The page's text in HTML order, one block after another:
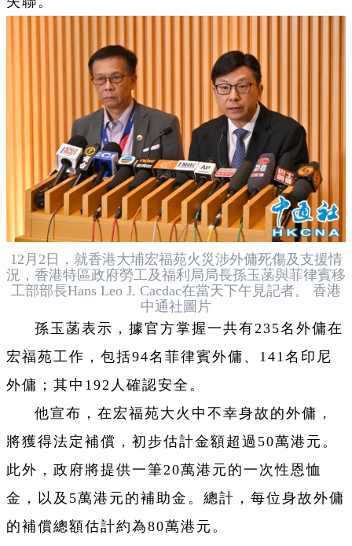
12月2日，就香港大埔宏福苑火災涉外傭死傷及支援情
況，香港特區政府勞工及福利局局長孫玉菡與菲律賓移
工部部長Hans Leo J. Cacdac在當天下午見記者。 香港
中通社圖片
孫玉菡表示，據官方掌握一共有235名外傭在
宏福苑工作，包括94名菲律賓外傭、141名印尼
外傭；其中192人確認安全。
他宣布，在宏福苑大火中不幸身故的外傭，
將獲得法定補償，初步估計金額超過50萬港元。
此外，政府將提供一筆20萬港元的一次性恩恤
金，以及5萬港元的補助金。總計，每位身故外傭
的補償總額估計約為80萬港元。